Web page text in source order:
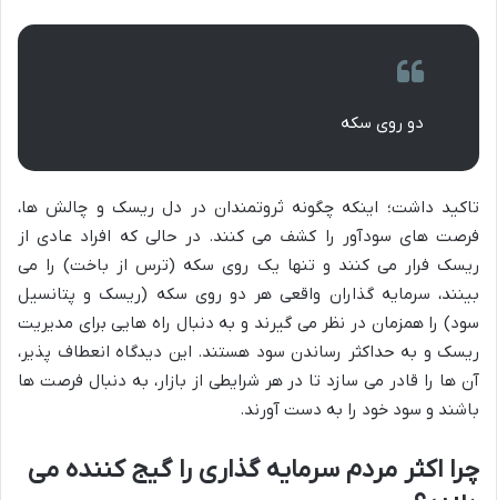
دو روی سکه
تاکید داشت؛ اینکه چگونه ثروتمندان در دل ریسک و چالش ها،
فرصت های سودآور را کشف می کنند. در حالی که افراد عادی از
ریسک فرار می کنند و تنها یک روی سکه (ترس از باخت) را می
بینند، سرمایه گذاران واقعی هر دو روی سکه (ریسک و پتانسیل
سود) را همزمان در نظر می گیرند و به دنبال راه هایی برای مدیریت
ریسک و به حداکثر رساندن سود هستند. این دیدگاه انعطاف پذیر،
آن ها را قادر می سازد تا در هر شرایطی از بازار، به دنبال فرصت ها
باشند و سود خود را به دست آورند.
چرا اکثر مردم سرمایه گذاری را گیج کننده می